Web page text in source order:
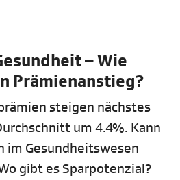
– Wie
Prämienanstieg?
steigen nächstes
um 4.4%. Kann
im Gesundheitswesen
gibt es Sparpotenzial?